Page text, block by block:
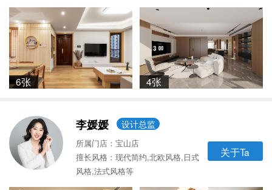
6张 4张
李媛媛 设计总监
所属门店：宝山店
擅长风格：现代简约,北欧风格,日式
风格,法式风格等
关于Ta